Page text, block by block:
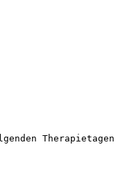
Therapietagen